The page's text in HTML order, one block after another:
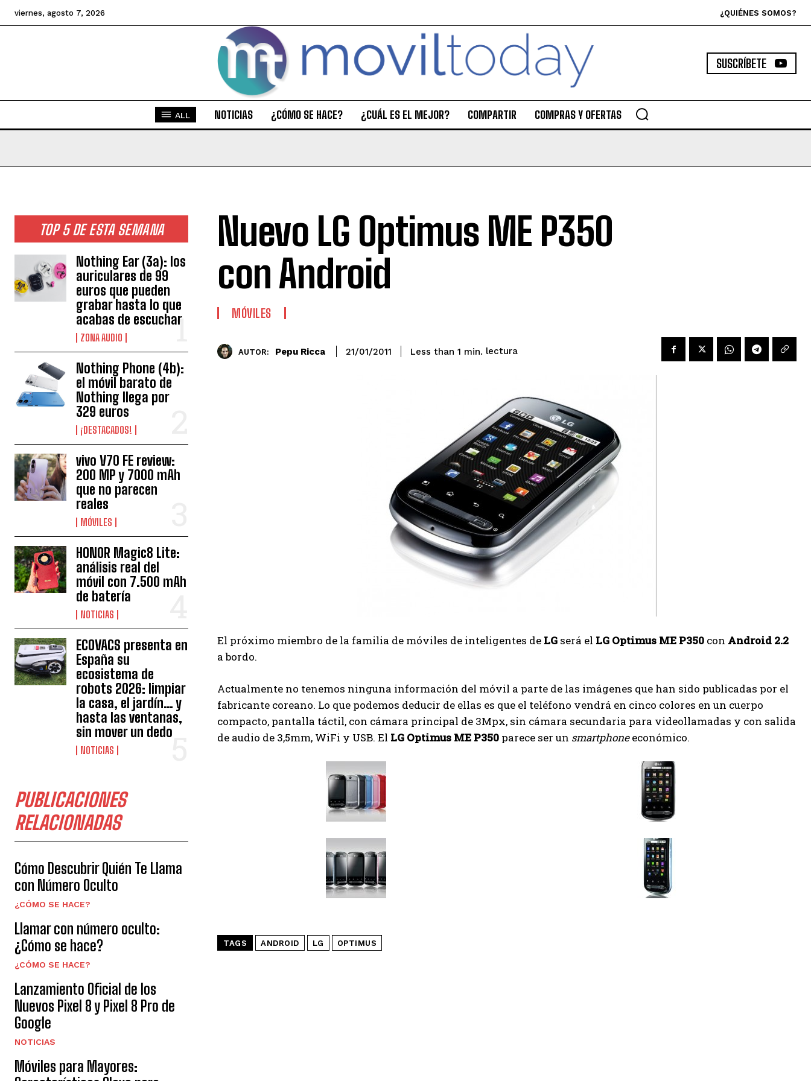
viernes, agosto 7, 2026 ¿QUIÉNES SOMOS?
SUSCRÍBETE
ALL NOTICIAS ¿CÓMO SE HACE? ¿CUÁL ES EL MEJOR? COMPARTIR COMPRAS Y OFERTAS
TOP 5 DE ESTA SEMANA
Nothing Ear (3a): los
auriculares de 99
euros que pueden
grabar hasta lo que
acabas de escuchar
ZONA AUDIO
Nothing Phone (4b):
el móvil barato de
Nothing llega por
329 euros
¡DESTACADOS!
vivo V70 FE review:
200 MP y 7000 mAh
que no parecen
reales
MÓVILES
HONOR Magic8 Lite:
análisis real del
móvil con 7.500 mAh
de batería
NOTICIAS
ECOVACS presenta en
España su
ecosistema de
robots 2026: limpiar
la casa, el jardín… y
hasta las ventanas,
sin mover un dedo
NOTICIAS
PUBLICACIONES
RELACIONADAS
Cómo Descubrir Quién Te Llama
con Número Oculto
¿CÓMO SE HACE?
Llamar con número oculto:
¿Cómo se hace?
¿CÓMO SE HACE?
Lanzamiento Oficial de los
Nuevos Pixel 8 y Pixel 8 Pro de
Google
NOTICIAS
Móviles para Mayores:
Nuevo LG Optimus ME P350
con Android
MÓVILES
AUTOR: Pepu Ricca 21/01/2011 Less than 1 min. lectura
El próximo miembro de la familia de móviles de inteligentes de LG será el LG Optimus ME P350 con Android 2.2
a bordo.
Actualmente no tenemos ninguna información del móvil a parte de las imágenes que han sido publicadas por el
fabricante coreano. Lo que podemos deducir de ellas es que el teléfono vendrá en cinco colores en un cuerpo
compacto, pantalla táctil, con cámara principal de 3Mpx, sin cámara secundaria para videollamadas y con salida
de audio de 3,5mm, WiFi y USB. El LG Optimus ME P350 parece ser un smartphoneeconómico.
TAGS ANDROID LG OPTIMUS